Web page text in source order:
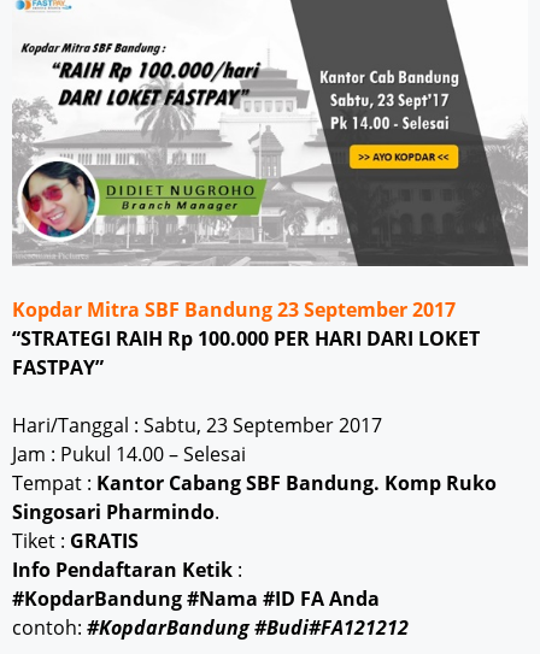
Kopdar Mitra SBF Bandung 23 September 2017
“STRATEGI RAIH Rp 100.000 PER HARI DARI LOKET
FASTPAY”
Hari/Tanggal : Sabtu, 23 September 2017
Jam : Pukul 14.00 – Selesai
Tempat : Kantor Cabang SBF Bandung. Komp Ruko
Singosari Pharmindo.
Tiket : GRATIS
Info Pendaftaran Ketik :
#KopdarBandung #Nama #ID FA Anda
contoh: #KopdarBandung #Budi#FA121212